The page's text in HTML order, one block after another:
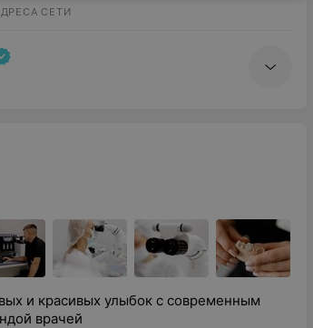
СЕТИ
и красивых улыбок с современным
врачей